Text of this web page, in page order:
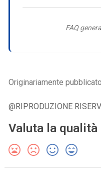
FAQ
Originariamente
@RIPRODUZIONE
Valuta la